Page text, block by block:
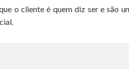
o cliente é quem diz ser e são